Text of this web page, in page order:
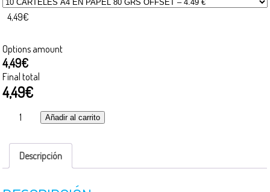
4,49€
Options amount
4,49€
Final total
4,49€
Carteles
Cartelería
cantidad
Añadir al carrito
Descripción